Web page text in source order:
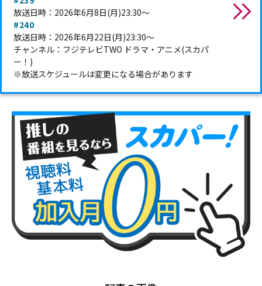
放送日時：2026年6月8日(月)23:30～
#240
放送日時：2026年6月22日(月)23:30～
チャンネル：フジテレビTWO ドラマ・アニメ(スカパ
ー！)
※放送スケジュールは変更になる場合があります